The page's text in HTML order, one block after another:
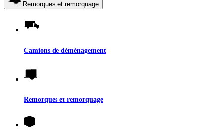
Remorques et remorquage
Camions de déménagement
Remorques et remorquage